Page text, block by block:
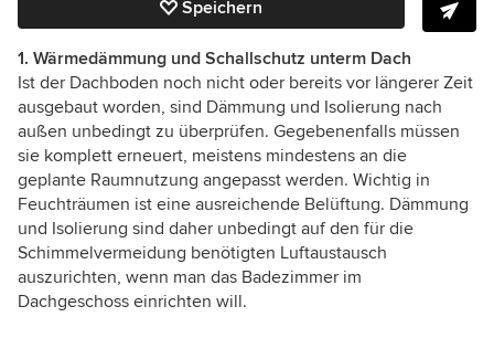
Speichern
1. Wärmedämmung und Schallschutz unterm Dach
Ist der Dachboden noch nicht oder bereits vor längerer Zeit
ausgebaut worden, sind Dämmung und Isolierung nach
außen unbedingt zu überprüfen. Gegebenenfalls müssen
sie komplett erneuert, meistens mindestens an die
geplante Raumnutzung angepasst werden. Wichtig in
Feuchträumen ist eine ausreichende Belüftung. Dämmung
und Isolierung sind daher unbedingt auf den für die
Schimmelvermeidung benötigten Luftaustausch
auszurichten, wenn man das Badezimmer im
Dachgeschoss einrichten will.